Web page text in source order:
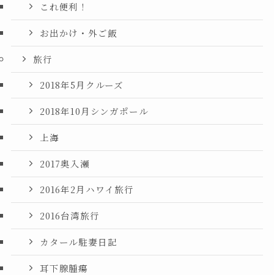
これ便利！
お出かけ・外ご飯
旅行
2018年5月クルーズ
2018年10月シンガポール
上海
2017奥入瀬
2016年2月ハワイ旅行
2016台湾旅行
カタール駐妻日記
耳下腺腫瘍